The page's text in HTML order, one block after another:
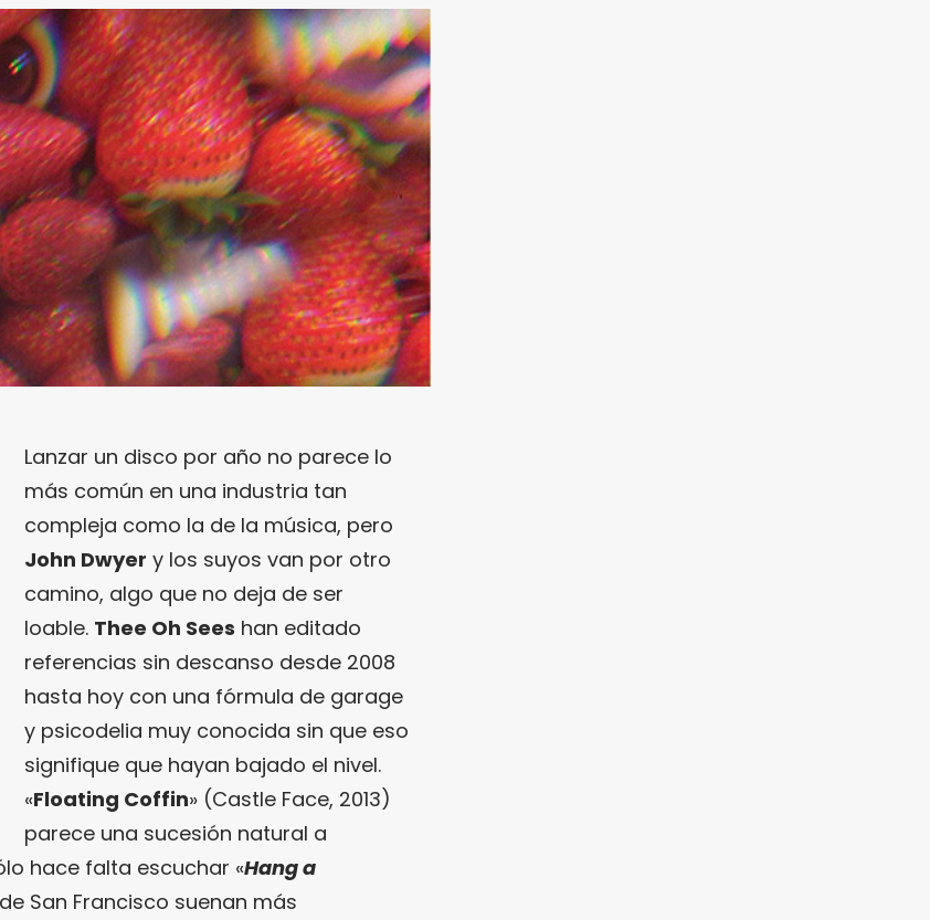
Lanzar un disco por año no parece lo
más común en una industria tan
compleja como la de la música, pero
John Dwyer y los suyos van por otro
camino, algo que no deja de ser
loable. Thee Oh Sees han editado
referencias sin descanso desde 2008
hasta hoy con una fórmula de garage
y psicodelia muy conocida sin que eso
signifique que hayan bajado el nivel.
«Floating Coffin» (Castle Face, 2013)
parece una sucesión natural a
hace falta escuchar «Hang a
San Francisco suenan más